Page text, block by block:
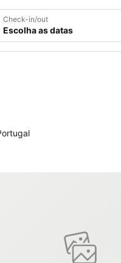
Check-in/out
Escolha as datas